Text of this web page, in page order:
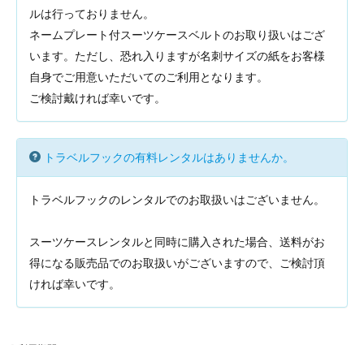
ルは行っておりません。
ネームプレート付スーツケースベルトのお取り扱いはござ
います。ただし、恐れ入りますが名刺サイズの紙をお客様
自身でご用意いただいてのご利用となります。
ご検討戴ければ幸いです。
トラベルフックの有料レンタルはありませんか。
トラベルフックのレンタルでのお取扱いはございません。
スーツケースレンタルと同時に購入された場合、送料がお
得になる販売品でのお取扱いがございますので、ご検討頂
ければ幸いです。